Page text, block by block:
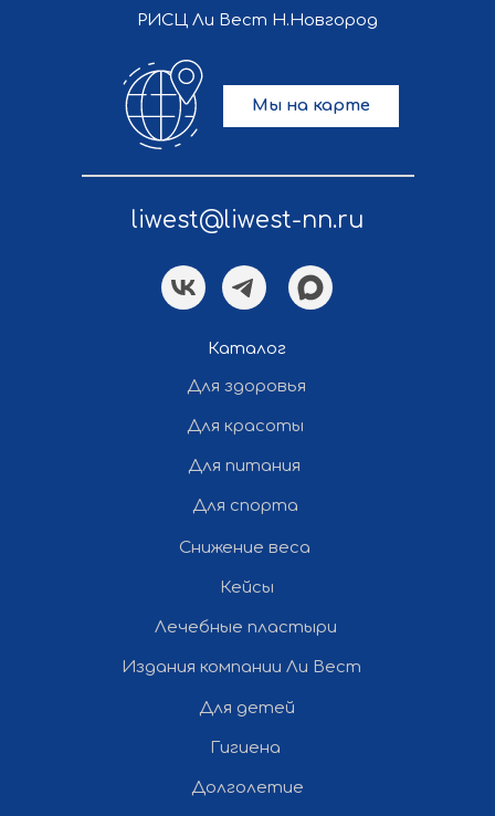
liwest@liwest-nn.ru
Снижение веса
Кейсы
Лечебные пластыри
Издания компании Ли Вест
Для детей
Гигиена
Долголетие
Каталог
Для здоровья
Для красоты
Для питания
Для спорта
Мы на карте
РИСЦ Ли Вест Н.Новгород
Все права защищены ©
2012-2026 Ли Вест НН
Разработка и продвижение сайта